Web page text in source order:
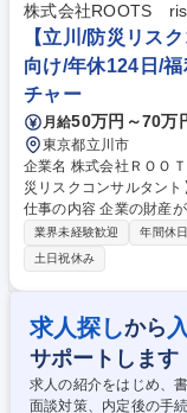
までは、先輩の補助業務
も活用でき、未経験で
株式会社ザイマックス
スビルが6割、その他商業施設等
防設備点検/安定基盤で
株式会社ROOTS
【立川/防災リス
向け/年休124日/
チャー
月給50万円～70万
東京都立川市
企業名 株式会社ＲＯＯＴＳ ｒ
災リスクコンサルタン
仕事の内容 企業の財産
案を行うコンサルティ
業、RM(リスクマネジメン
は、建物(共同住宅/倉庫
再調達価格や修繕見込
現地調査から得た情報
の防災力向上を目的と
リスク低減対策改善支
倉庫/オフィスビル/商業施設
川/防災リスクコンサル
業界未経験歓迎 年間休
土日祝休み
求人探しから
サポートします
求人の紹介をはじめ、
面談対策、内定後の手